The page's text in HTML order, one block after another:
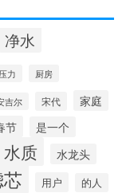
净水
压力 厨房
吉尔 宋代
家庭
节 是一个
水质 水龙头
用户 的人